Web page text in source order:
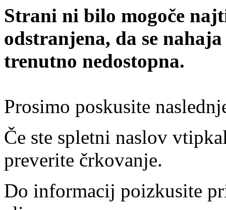
Strani ni bilo mogoče
odstranjena, da se
trenutno nedostopna.
Prosimo poskusite
Če ste spletni naslov
preverite črkovanje.
Do informacij poizkusite